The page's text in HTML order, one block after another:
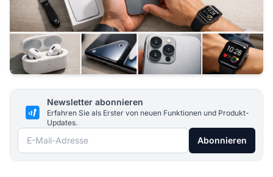
Newsletter abonnieren
Erfahren Sie als Erster von neuen Funktionen und Produkt-
Updates.
E-Mail-Adresse Abonnieren